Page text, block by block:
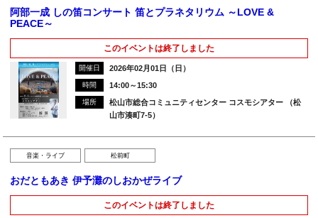
阿部一成 しの笛コンサート 笛とプラネタリウム ～LOVE &
PEACE～
このイベントは終了しました
開催日 2026年02月01日（日）
時間 14:00～15:30
場所
松山市総合コミュニティセンター コスモシアター （松
山市湊町7-5）
音楽・ライブ 松前町
おだともあき 伊予灘のしおかぜライブ
このイベントは終了しました